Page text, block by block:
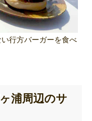
行方バーガーを食べ
浦周辺のサ